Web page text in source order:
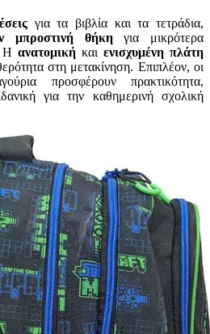
για τα βιβλία και τα τετράδια,
μπροστινή θήκηγια μικρότερα
Η ανατομική και ενισχυμένη πλάτη
στη μετακίνηση. Επιπλέον, οι
προσφέρουν πρακτικότητα,
για την καθημερινή σχολική